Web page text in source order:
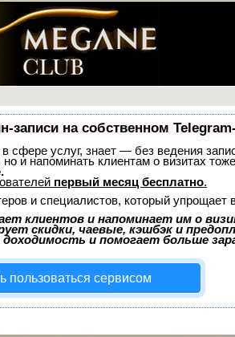
записи на собственном
в сфере услуг, знает — без ведения
но и напоминать клиентам о визитах
первый месяц бесплатно.
и специалистов, который упрощает
клиентов и напоминает им о
скидки, чаевые, кэшбэк и
доходимость и помогает больше
пользоваться сервисом